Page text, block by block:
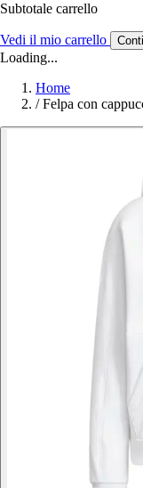
Subtotale carrello
Vedi il mio carrello
Loading...
Home
/ Felpa con